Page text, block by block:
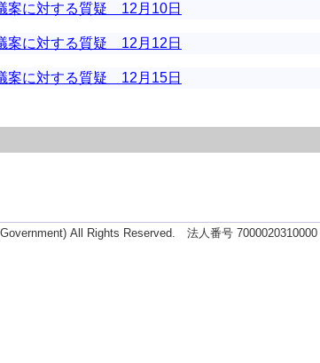
案に対する質疑 12月10日
案に対する質疑 12月12日
案に対する質疑 12月15日
All Rights Reserved. 法人番号 7000020310000